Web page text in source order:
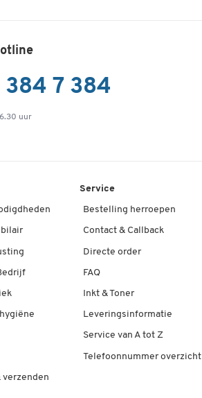
7 384
uur
verzenden
Service
Bestelling herroepen
Contact & Callback
Directe order
FAQ
Inkt & Toner
Leveringsinformatie
Service van A tot Z
Telefoonnummer overzicht